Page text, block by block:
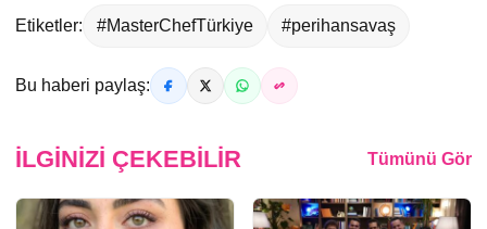
Etiketler: #MasterChefTürkiye #perihansavaş
Bu haberi paylaş:
İLGINIZI ÇEKEBILIR Tümünü Gör